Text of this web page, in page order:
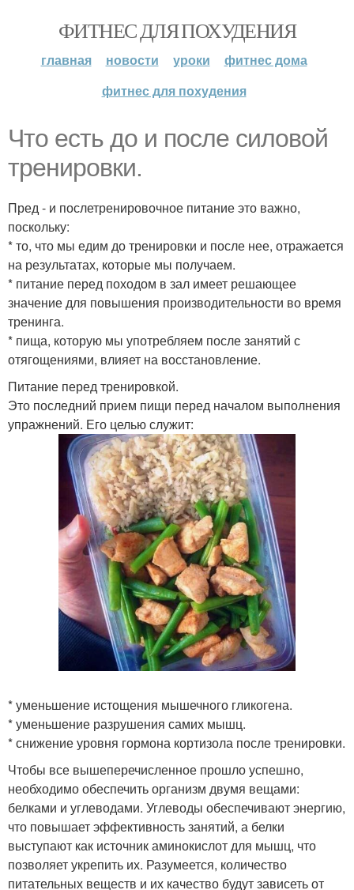
ФИТНЕС ДЛЯ ПОХУДЕНИЯ
главная новости уроки
фитнес дома
фитнес для похудения
Что есть до и после силовой
тренировки.
Пред - и послетренировочное питание это важно,
поскольку:
* то, что мы едим до тренировки и после нее, отражается
на результатах, которые мы получаем.
* питание перед походом в зал имеет решающее
значение для повышения производительности во время
тренинга.
* пища, которую мы употребляем после занятий с
отягощениями, влияет на восстановление.
Питание перед тренировкой.
Это последний прием пищи перед началом выполнения
упражнений. Его целью служит:
* уменьшение истощения мышечного гликогена.
* уменьшение разрушения самих мышц.
* снижение уровня гормона кортизола после тренировки.
Чтобы все вышеперечисленное прошло успешно,
необходимо обеспечить организм двумя вещами:
белками и углеводами. Углеводы обеспечивают энергию,
что повышает эффективность занятий, а белки
выступают как источник аминокислот для мышц, что
позволяет укрепить их. Разумеется, количество
питательных веществ и их качество будут зависеть от